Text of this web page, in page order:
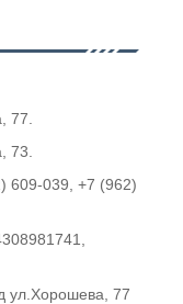
77.
73.
609-039, +7 (962)
ул.Хорошева, 77